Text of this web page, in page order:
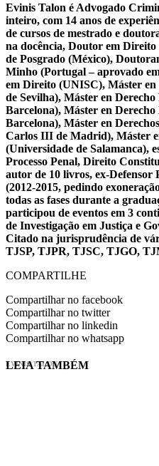
Evinis Talon é Advogado
inteiro, com 14 anos de
de cursos de mestrado e
na docência, Doutor em
de Posgrado (México),
Minho (Portugal – aprovado
em Direito (UNISC), Máster
de Sevilha), Máster en
Barcelona), Máster en
Barcelona), Máster en
Carlos III de Madrid), Máster
(Universidade de Salamanca),
Processo Penal, Direito
autor de 10 livros, ex-
(2012-2015, pedindo
todas as fases durante a
participou de eventos em 3
de Investigação em Justiça e
Citado na jurisprudência de
TJSP, TJPR, TJSC, TJGO,
COMPARTILHE
Compartilhar no facebook
Compartilhar no twitter
Compartilhar no linkedin
Compartilhar no whatsapp
EVINIS TALON
LEIA TAMBÉM